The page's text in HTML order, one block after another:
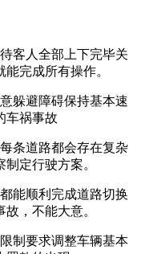
客人全部上下完毕关
完成所有操作。
躲避障碍保持基本速
车祸事故
条道路都会存在复杂
定行驶方案。
能顺利完成道路切换
，不能大意。
制要求调整车辆基本